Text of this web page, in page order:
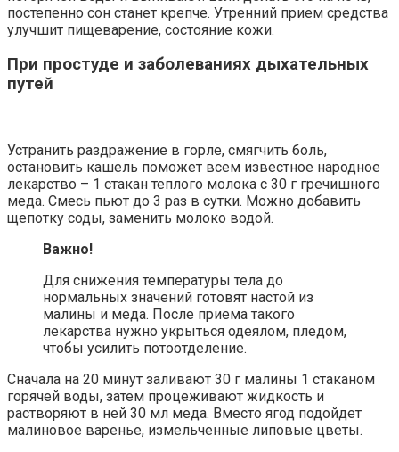
постепенно сон станет крепче. Утренний прием средства
улучшит пищеварение, состояние кожи.
При простуде и заболеваниях дыхательных
путей
Устранить раздражение в горле, смягчить боль,
остановить кашель поможет всем известное народное
лекарство – 1 стакан теплого молока с 30 г гречишного
меда. Смесь пьют до 3 раз в сутки. Можно добавить
щепотку соды, заменить молоко водой.
Важно!
Для снижения температуры тела до
нормальных значений готовят настой из
малины и меда. После приема такого
лекарства нужно укрыться одеялом, пледом,
чтобы усилить потоотделение.
Сначала на 20 минут заливают 30 г малины 1 стаканом
горячей воды, затем процеживают жидкость и
растворяют в ней 30 мл меда. Вместо ягод подойдет
малиновое варенье, измельченные липовые цветы.